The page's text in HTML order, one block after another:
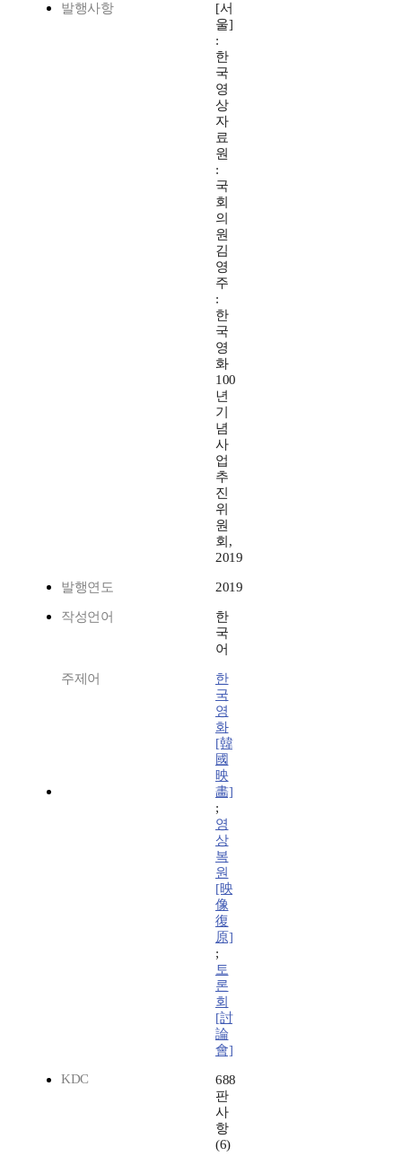
발행사항
[서
울]
:
한
국
영
상
자
료
원
:
국
회
의
원
김
영
주
:
한
국
영
화
100
년
기
념
사
업
추
진
위
원
회,
2019
발행연도 2019
작성언어
한
국
어
주제어
한
국
영
화
[韓
國
映
畵]
;
영
상
복
원
[映
像
復
原]
;
토
론
회
[討
論
會]
KDC
688
판
사
항
(6)